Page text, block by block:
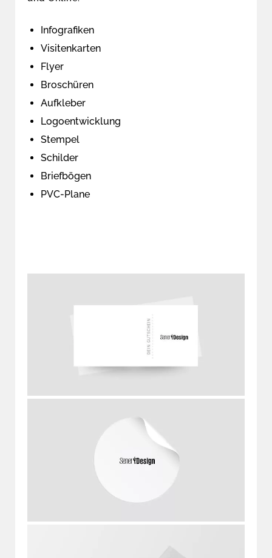
Infografiken
Visitenkarten
Flyer
Broschüren
Aufkleber
Logoentwicklung
Stempel
Schilder
Briefbögen
PVC-Plane